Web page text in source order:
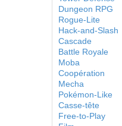
Dungeon RPG
Rogue-Lite
Hack-and-Slash
Cascade
Battle Royale
Moba
Coopération
Mecha
Pokémon-Like
Casse-tête
Free-to-Play